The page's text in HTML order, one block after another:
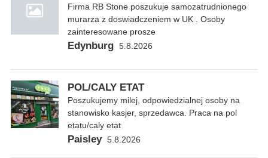
Firma RB Stone poszukuje samozatrudnionego
murarza z doswiadczeniem w UK . Osoby
zainteresowane prosze
Edynburg 5.8.2026
POL/CALY ETAT
Poszukujemy milej, odpowiedzialnej osoby na
stanowisko kasjer, sprzedawca. Praca na pol
etatu/caly etat
Paisley 5.8.2026